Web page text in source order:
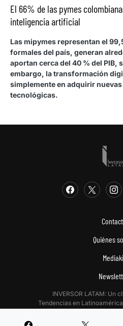
El 66% de las pymes
inteligencia artificial
Las mipymes representan el
formales del país, generan
aportan cerca del 40 % del PIB,
embargo, la transformación
simplemente en adquirir
tecnológicas.
Quiénes
INVERSOR LATAM: Un
Tendencias en